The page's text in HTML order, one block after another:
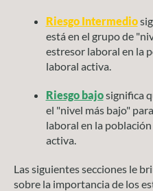
Riesgo Intermedio
está en el grupo de
estresor laboral en la
laboral activa.
Riesgo bajosignifica
el "nivel más bajo"
laboral en la
activa.
Las siguientes secciones le
sobre la importancia de los